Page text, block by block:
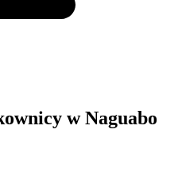
w Naguabo